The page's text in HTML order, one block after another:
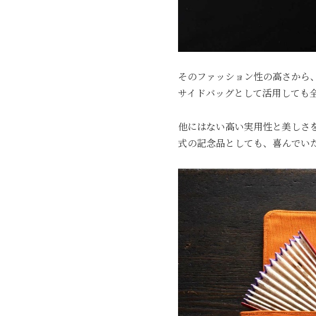
そのファッション性の高さから
サイドバッグとして活用しても
他にはない高い実用性と美しさ
式の記念品としても、喜んでい